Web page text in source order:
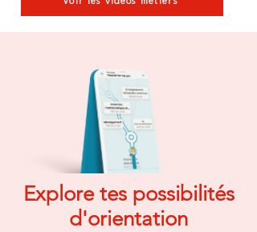
Explore tes possibilités
d'orientation